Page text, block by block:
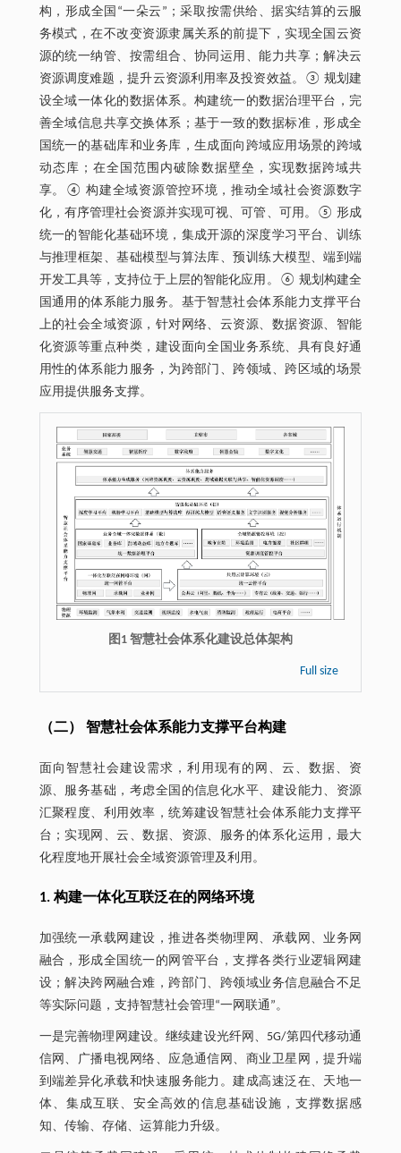
构，形成全国“一朵云”；采取按需供给、据实结算的云服
务模式，在不改变资源隶属关系的前提下，实现全国云资
源的统一纳管、按需组合、协同运用、能力共享；解决云
资源调度难题，提升云资源利用率及投资效益。③ 规划建
设全域一体化的数据体系。构建统一的数据治理平台，完
善全域信息共享交换体系；基于一致的数据标准，形成全
国统一的基础库和业务库，生成面向跨域应用场景的跨域
动态库；在全国范围内破除数据壁垒，实现数据跨域共
享。④ 构建全域资源管控环境，推动全域社会资源数字
化，有序管理社会资源并实现可视、可管、可用。⑤ 形成
统一的智能化基础环境，集成开源的深度学习平台、训练
与推理框架、基础模型与算法库、预训练大模型、端到端
开发工具等，支持位于上层的智能化应用。⑥ 规划构建全
国通用的体系能力服务。基于智慧社会体系能力支撑平台
上的社会全域资源，针对网络、云资源、数据资源、智能
化资源等重点种类，建设面向全国业务系统、具有良好通
用性的体系能力服务，为跨部门、跨领域、跨区域的场景
应用提供服务支撑。
图1 智慧社会体系化建设总体架构
Full size
（二） 智慧社会体系能力支撑平台构建
面向智慧社会建设需求，利用现有的网、云、数据、资
源、服务基础，考虑全国的信息化水平、建设能力、资源
汇聚程度、利用效率，统筹建设智慧社会体系能力支撑平
台；实现网、云、数据、资源、服务的体系化运用，最大
化程度地开展社会全域资源管理及利用。
1. 构建一体化互联泛在的网络环境
加强统一承载网建设，推进各类物理网、承载网、业务网
融合，形成全国统一的网管平台，支撑各类行业逻辑网建
设；解决跨网融合难，跨部门、跨领域业务信息融合不足
等实际问题，支持智慧社会管理“一网联通”。
一是完善物理网建设。继续建设光纤网、5G/第四代移动通
信网、广播电视网络、应急通信网、商业卫星网，提升端
到端差异化承载和快速服务能力。建成高速泛在、天地一
体、集成互联、安全高效的信息基础设施，支撑数据感
知、传输、存储、运算能力升级。